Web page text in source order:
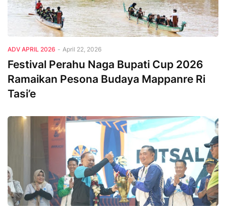
ADV APRIL 2026 - April 22, 2026
Festival Perahu Naga Bupati Cup 2026
Ramaikan Pesona Budaya Mappanre Ri
Tasi’e